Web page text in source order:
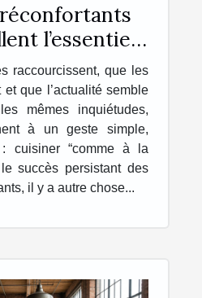
l’essentiel
soi
raccourcissent, que les
et que l’actualité semble
mêmes inquiétudes,
à un geste simple,
cuisiner “comme à la
succès persistant des
il y a autre chose...